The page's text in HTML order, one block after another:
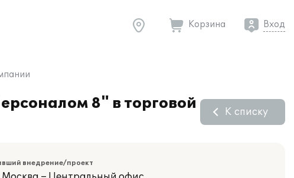
Корзина Вход
8" в торговой
К списку
внедрение/проект